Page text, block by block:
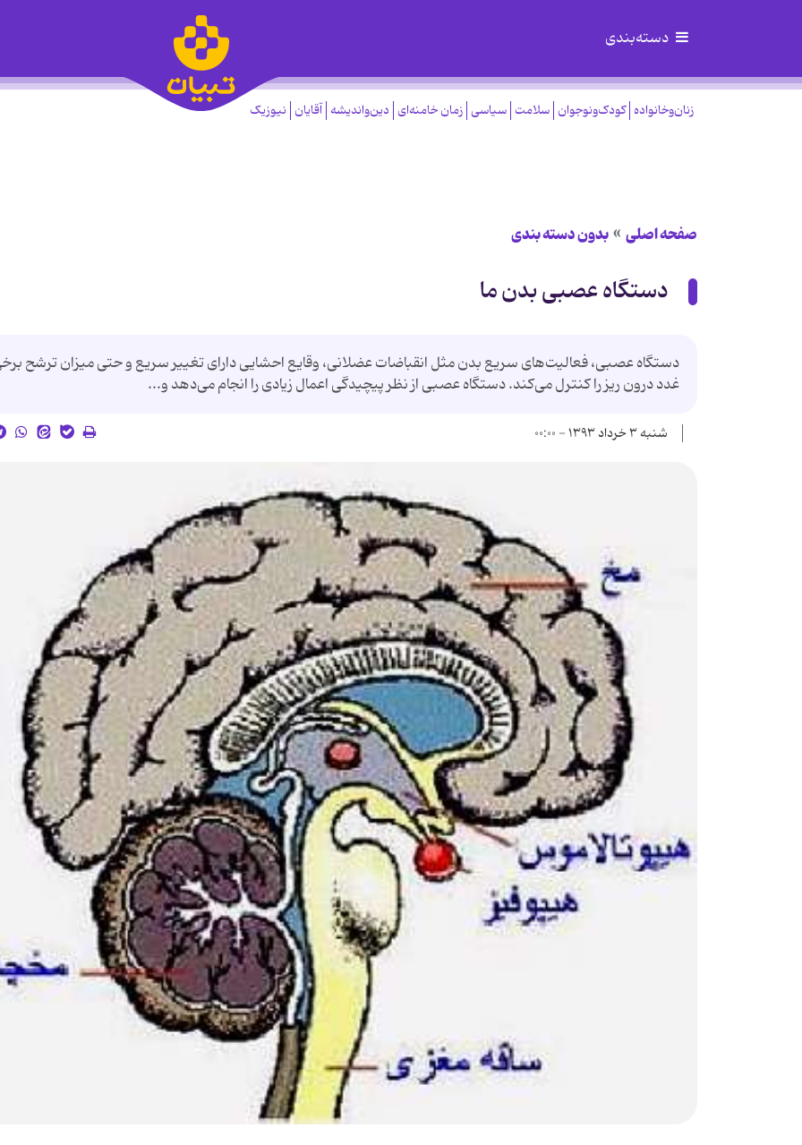
دسته‌بندی
زنان‌وخانواده کودک‌ونوجوان سلامت سیاسی زمان خامنه‌ای دین‌واندیشه آقایان نیوزیک
صفحه اصلی بدون دسته بندی
دستگاه عصبی بدن ما
دستگاه عصبی، فعالیت‌های سریع بدن مثل انقباضات عضلانی، وقایع احشایی دارای تغییر سریع و حتی میزان ترشح
غدد درون ریز را کنترل می‌کند. دستگاه عصبی از نظر پیچیدگی اعمال زیادی را انجام می‌دهد و...
شنبه ۳ خرداد ۱۳۹۳ - ۰۰:۰۰